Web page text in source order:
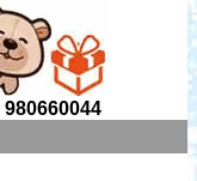
980660044